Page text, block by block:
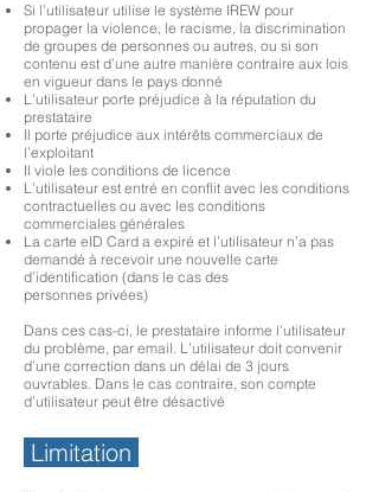
Si l’utilisateur utilise le système IREW pour
propager la violence, le racisme, la discrimination
de groupes de personnes ou autres, ou si son
contenu est d’une autre manière contraire aux lois
en vigueur dans le pays donné
L’utilisateur porte préjudice à la réputation du
prestataire
Il porte préjudice aux intérêts commerciaux de
l’exploitant
Il viole les conditions de licence
L’utilisateur est entré en conflit avec les conditions
contractuelles ou avec les conditions
commerciales générales
La carte eID Card a expiré et l’utilisateur n’a pas
demandé à recevoir une nouvelle carte
d’identification (dans le cas des
personnes privées)
Dans ces cas-ci, le prestataire informe l’utilisateur
du problème, par email. L’utilisateur doit convenir
d’une correction dans un délai de 3 jours
ouvrables. Dans le cas contraire, son compte
d’utilisateur peut être désactivé
Limitation